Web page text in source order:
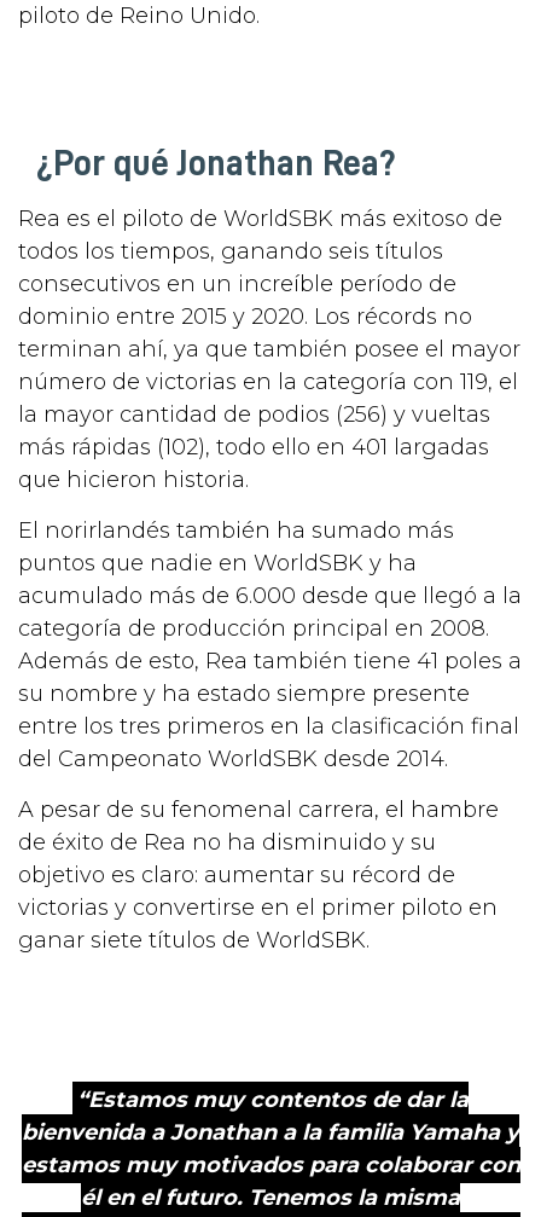
piloto de Reino Unido.
¿Por qué Jonathan Rea?
Rea es el piloto de WorldSBK más exitoso de
todos los tiempos, ganando seis títulos
consecutivos en un increíble período de
dominio entre 2015 y 2020. Los récords no
terminan ahí, ya que también posee el mayor
número de victorias en la categoría con 119, el
la mayor cantidad de podios (256) y vueltas
más rápidas (102), todo ello en 401 largadas
que hicieron historia.
El norirlandés también ha sumado más
puntos que nadie en WorldSBK y ha
acumulado más de 6.000 desde que llegó a la
categoría de producción principal en 2008.
Además de esto, Rea también tiene 41 poles a
su nombre y ha estado siempre presente
entre los tres primeros en la clasificación final
del Campeonato WorldSBK desde 2014.
A pesar de su fenomenal carrera, el hambre
de éxito de Rea no ha disminuido y su
objetivo es claro: aumentar su récord de
victorias y convertirse en el primer piloto en
ganar siete títulos de WorldSBK.
“Estamos muy contentos de dar la
bienvenida a Jonathan a la familia Yamaha y
estamos muy motivados para colaborar con
él en el futuro. Tenemos la misma